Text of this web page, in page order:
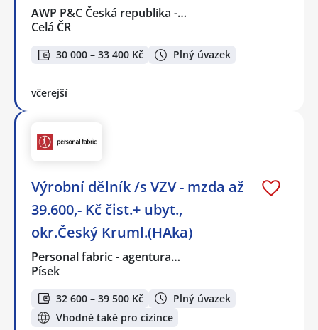
AWP P&C Česká republika -…
Celá ČR
30 000 – 33 400 Kč Plný úvazek
včerejší
Výrobní dělník /s VZV - mzda až
39.600,- Kč čist.+ ubyt.,
okr.Český Kruml.(HAka)
Personal fabric - agentura…
Písek
32 600 – 39 500 Kč
Plný úvazek
Vhodné také pro cizince